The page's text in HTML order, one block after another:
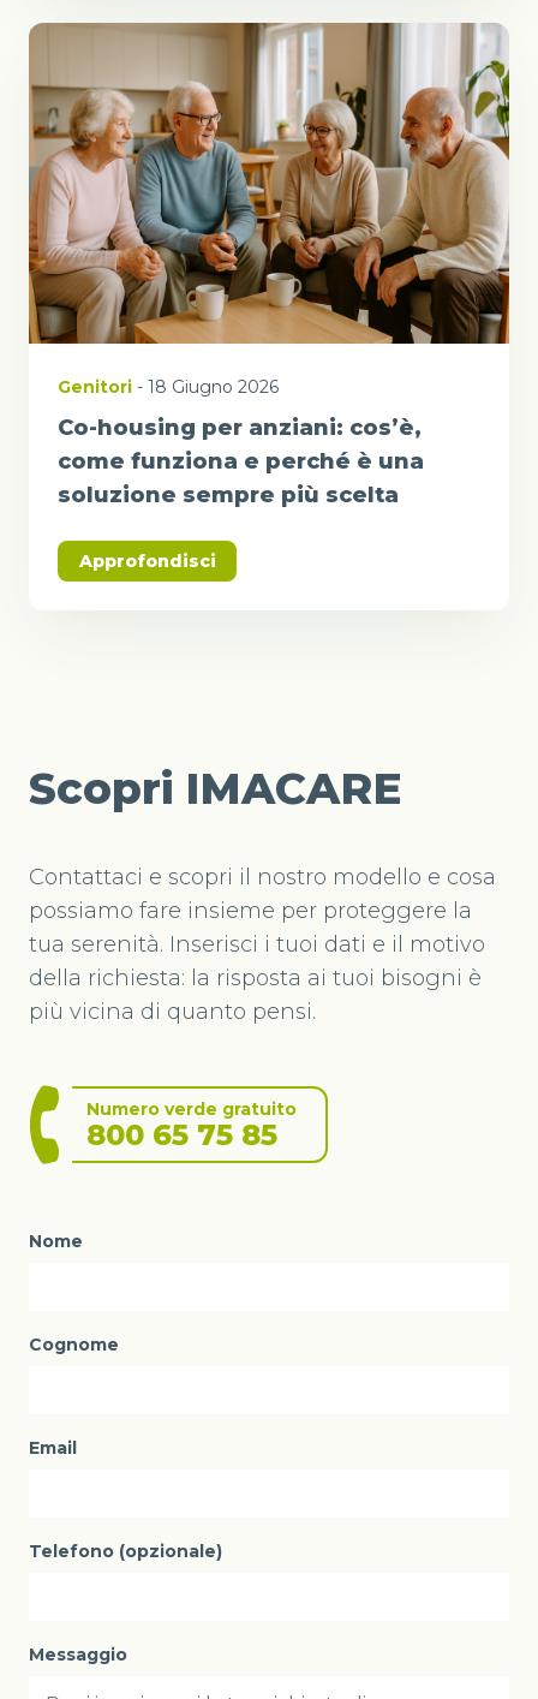
Genitori - 18 Giugno 2026
Co-housing per anziani: cos’è,
come funziona e perché è una
soluzione sempre più scelta
Approfondisci
Scopri IMACARE
Contattaci e scopri il nostro modello e cosa
possiamo fare insieme per proteggere la
tua serenità. Inserisci i tuoi dati e il motivo
della richiesta: la risposta ai tuoi bisogni è
più vicina di quanto pensi.
Numero verde gratuito
800 65 75 85
Nome
Cognome
Email
Telefono (opzionale)
Messaggio